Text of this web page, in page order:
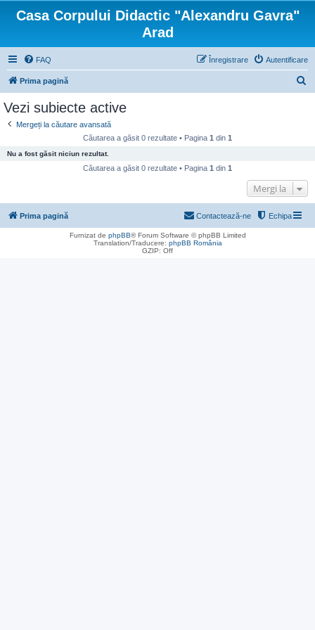
Casa Corpului Didactic "Alexandru Gavra"
Arad
FAQ Autentificare
Înregistrare
Prima pagină
e
Vezi subiecte active
Mergeți la căutare avansată
Căutarea a găsit 0 rezultate • Pagina 1 din 1
Nu a fost găsit niciun rezultat.
Căutarea a găsit 0 rezultate • Pagina 1 din 1
Mergi la
Prima pagină Echipa
Contactează-ne
Furnizat de phpBB® Forum Software © phpBB Limited
Translation/Traducere: phpBB România
GZIP: Off